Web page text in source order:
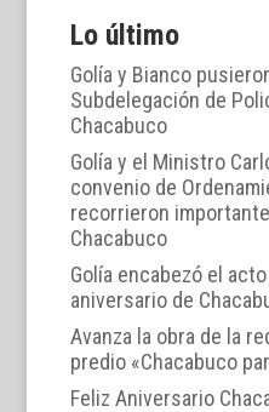
Lo último
Golía y Bianco
Subdelegación de
Chacabuco
Golía y el Ministro
convenio de
recorrieron
Chacabuco
Golía encabezó el
aniversario de
Avanza la obra de la
predio «Chacabuco
Feliz Aniversario